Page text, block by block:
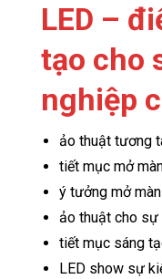
LED –
tạo cho
nghiệp
ảo thuật tương
tiết mục mở
ý tưởng mở
ảo thuật cho sự
tiết mục sáng
LED show sự